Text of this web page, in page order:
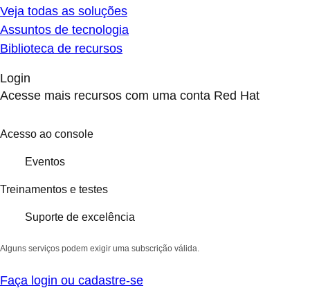
Veja todas as soluções
Assuntos de tecnologia
Biblioteca de recursos
Login
Acesse mais recursos com uma conta Red Hat
Acesso ao console
Eventos
Treinamentos e testes
Suporte de excelência
Alguns serviços podem exigir uma subscrição válida.
Faça login ou cadastre-se